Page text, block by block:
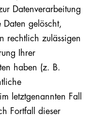
Datenverarbeitung
gelöscht,
rechtlich zulässigen
Ihrer
haben (z. B.
letztgenannten Fall
Fortfall dieser